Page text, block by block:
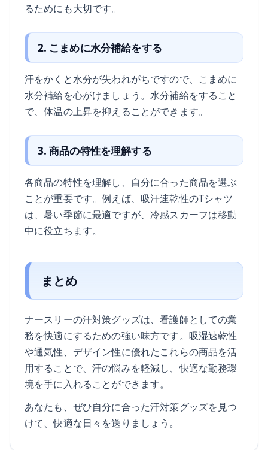
るためにも大切です。
2. こまめに水分補給をする
汗をかくと水分が失われがちですので、こまめに
水分補給を心がけましょう。水分補給をすること
で、体温の上昇を抑えることができます。
3. 商品の特性を理解する
各商品の特性を理解し、自分に合った商品を選ぶ
ことが重要です。例えば、吸汗速乾性のTシャツ
は、暑い季節に最適ですが、冷感スカーフは移動
中に役立ちます。
まとめ
ナースリーの汗対策グッズは、看護師としての業
務を快適にするための強い味方です。吸湿速乾性
や通気性、デザイン性に優れたこれらの商品を活
用することで、汗の悩みを軽減し、快適な勤務環
境を手に入れることができます。
あなたも、ぜひ自分に合った汗対策グッズを見つ
けて、快適な日々を送りましょう。